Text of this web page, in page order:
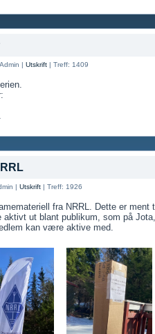
| Utskrift | Treff: 1409
| Utskrift | Treff: 1926
fra NRRL. Dette er ment
aktivt ut blant publikum, som på Jota,
kan være aktive med.